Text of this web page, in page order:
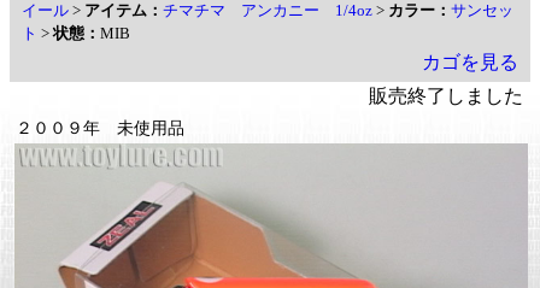
イール > アイテム： チマチマ アンカニー 1/4oz > カラー： サンセッ
ト >状態： MIB
カゴを見る
販売終了しました
２００９年 未使用品